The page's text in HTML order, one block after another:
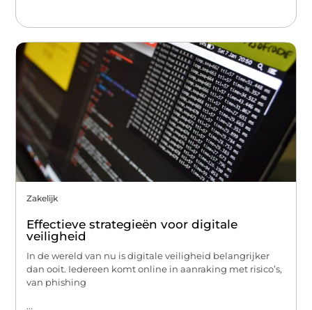
Zakelijk
Effectieve strategieën voor digitale
veiligheid
In de wereld van nu is digitale veiligheid belangrijker
dan ooit. Iedereen komt online in aanraking met risico’s,
van phishing
...